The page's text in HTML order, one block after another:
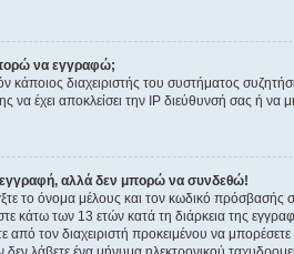
να εγγραφώ;
κάποιος διαχειριστής του συστήματος
να έχει αποκλείσει την IP διεύθυνσή σας ή
αλλά δεν μπορώ να συνδεθώ!
το όνομα μέλους και τον κωδικό πρόσβασής
κάτω των 13 ετών κατά τη διάρκεια της
από τον διαχειριστή προκειμένου να